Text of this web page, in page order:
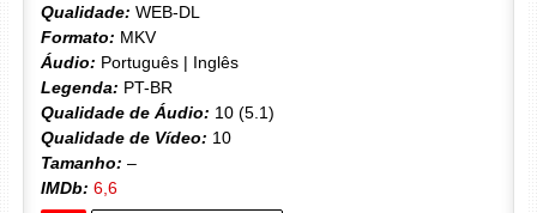
Qualidade: WEB-DL
Formato: MKV
Áudio: Português | Inglês
Legenda: PT-BR
Qualidade de Áudio: 10 (5.1)
Qualidade de Vídeo: 10
Tamanho: –
IMDb: 6,6